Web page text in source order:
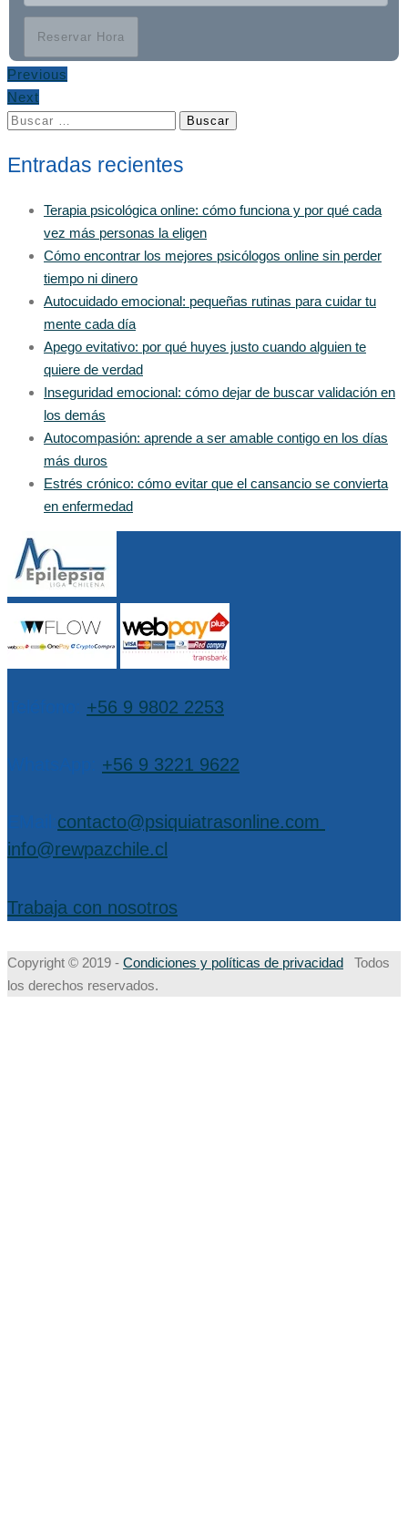
Reservar Hora
Previous
Next
Buscar:
Entradas recientes
Terapia psicológica online: cómo funciona y por qué cada
vez más personas la eligen
Cómo encontrar los mejores psicólogos online sin perder
tiempo ni dinero
Autocuidado emocional: pequeñas rutinas para cuidar tu
mente cada día
Apego evitativo: por qué huyes justo cuando alguien te
quiere de verdad
Inseguridad emocional: cómo dejar de buscar validación en
los demás
Autocompasión: aprende a ser amable contigo en los días
más duros
Estrés crónico: cómo evitar que el cansancio se convierta
en enfermedad
+56 9 9802 2253
+56 9 3221 9622
contacto@psiquiatrasonline.com
info@rewpazchile.cl
Trabaja con nosotros
Copyright © 2019 - Condiciones y políticas de privacidad Todos
los derechos reservados.